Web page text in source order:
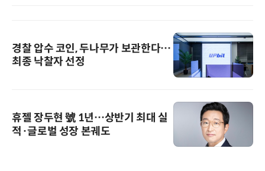
경찰 압수 코인, 두나무가 보관한다…
최종 낙찰자 선정
휴젤 장두현 號 1년…상반기 최대 실
적·글로벌 성장 본궤도